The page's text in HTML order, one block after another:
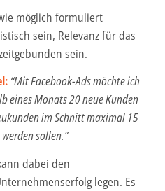
möglich formuliert
sein, Relevanz für das
sein.
“Mit Facebook-Ads möchte ich
eines Monats 20 neue Kunden
im Schnitt maximal 15
sollen.”
dabei den
legen. Es